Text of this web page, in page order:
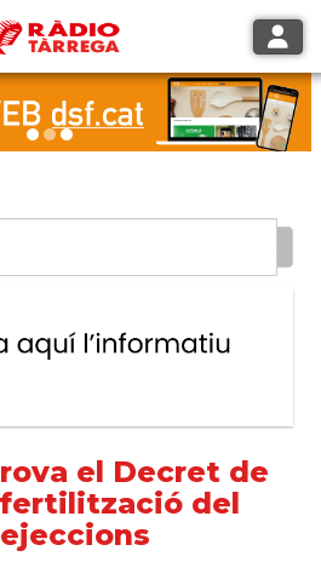
el Decret de
fertilització del